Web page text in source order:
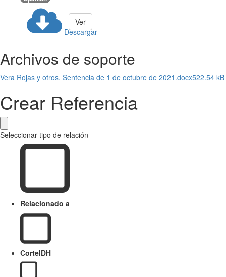
Descargar
Ver
Archivos de soporte
Vera Rojas y otros. Sentencia de 1 de octubre de 2021.docx522.54 kB
Crear Referencia
Seleccionar tipo de relación
Relacionado a
CorteIDH